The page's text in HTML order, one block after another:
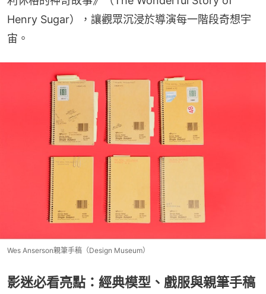
Henry Sugar），讓觀眾沉浸於導演每一階段奇想宇
宙。
Wes Anserson親筆手稿（Design Museum）
影迷必看亮點：經典模型、戲服與親筆手稿